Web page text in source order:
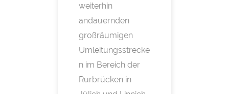
weiterhin
andauernden
großräumigen
Umleitungsstrecke
n im Bereich der
Rurbrücken in